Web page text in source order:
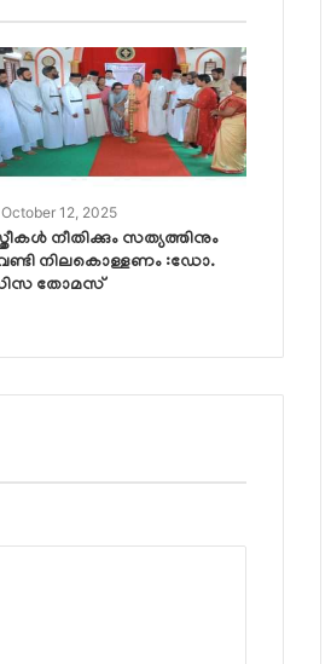
October 12, 2025
നീതിക്കും സത്യത്തിനും
നിലകൊള്ളണം :ഡോ.
തോമസ്